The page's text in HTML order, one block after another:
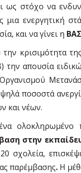
ως στόχο να
μια ενεργητική
και να γίνει η
κρισιμότητα
την απουσία
ποσοστά
και νέων.
ολοκληρωμένο
στην
σχολεία,
παρέμβασης. Η